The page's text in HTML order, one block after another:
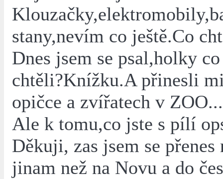
stany,nevím co ještě.Co
Dnes jsem se psal,holky
chtěli?Knížku.A přinesli
opičce a zvířatech v
Ale k tomu,co jste s pílí
Děkuji, zas jsem se přenes
jinam než na Novu a do